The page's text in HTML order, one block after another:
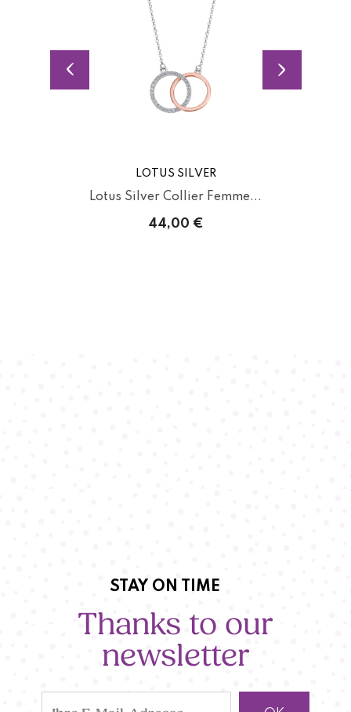
LOTUS SILVER
Lotus Silver Collier Femme...
44,00 €
STAY ON TIME
Thanks to our
newsletter